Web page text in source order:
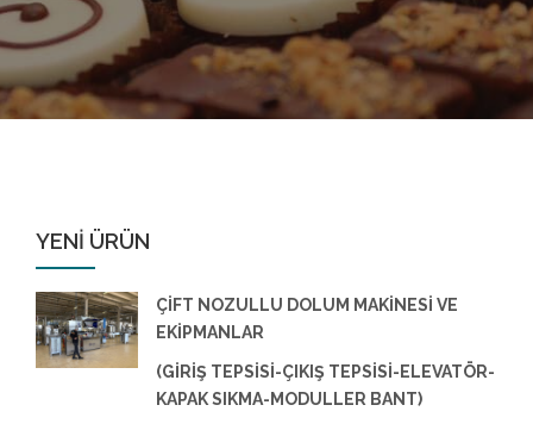
YENİ ÜRÜN
ÇİFT NOZULLU DOLUM MAKİNESİ VE
EKİPMANLAR
(GİRİŞ TEPSİSİ-ÇIKIŞ TEPSİSİ-ELEVATÖR-
KAPAK SIKMA-MODULLER BANT)